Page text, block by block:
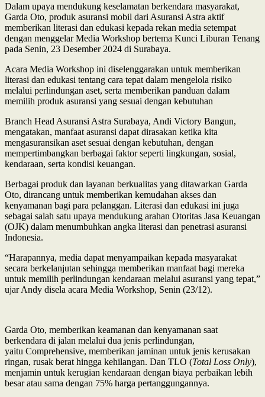
Dalam upaya mendukung keselamatan berkendara masyarakat,
Garda Oto, produk asuransi mobil dari Asuransi Astra aktif
memberikan literasi dan edukasi kepada rekan media setempat
dengan menggelar Media Workshop bertema Kunci Liburan Tenang
pada Senin, 23 Desember 2024 di Surabaya.
Acara Media Workshop ini diselenggarakan untuk memberikan
literasi dan edukasi tentang cara tepat dalam mengelola risiko
melalui perlindungan aset, serta memberikan panduan dalam
memilih produk asuransi yang sesuai dengan kebutuhan
Branch Head Asuransi Astra Surabaya, Andi Victory Bangun,
mengatakan, manfaat asuransi dapat dirasakan ketika kita
mengasuransikan aset sesuai dengan kebutuhan, dengan
mempertimbangkan berbagai faktor seperti lingkungan, sosial,
kendaraan, serta kondisi keuangan.
Berbagai produk dan layanan berkualitas yang ditawarkan Garda
Oto, dirancang untuk memberikan kemudahan akses dan
kenyamanan bagi para pelanggan. Literasi dan edukasi ini juga
sebagai salah satu upaya mendukung arahan Otoritas Jasa Keuangan
(OJK) dalam menumbuhkan angka literasi dan penetrasi asuransi
Indonesia.
“Harapannya, media dapat menyampaikan kepada masyarakat
secara berkelanjutan sehingga memberikan manfaat bagi mereka
untuk memilih perlindungan kendaraan melalui asuransi yang tepat,”
ujar Andy disela acara Media Workshop, Senin (23/12).
Garda Oto, memberikan keamanan dan kenyamanan saat
berkendara di jalan melalui dua jenis perlindungan,
yaitu Comprehensive, memberikan jaminan untuk jenis kerusakan
ringan, rusak berat hingga kehilangan. Dan TLO (Total Loss Only),
menjamin untuk kerugian kendaraan dengan biaya perbaikan lebih
besar atau sama dengan 75% harga pertanggungannya.